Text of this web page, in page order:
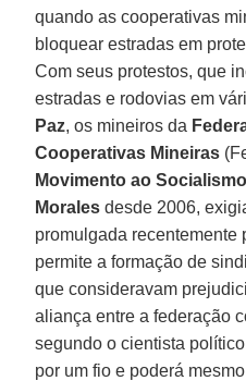
quando as cooperativas
bloquear estradas em
Com seus protestos, que
estradas e rodovias em
Paz, os mineiros da
Cooperativas Mineiras
Movimento ao Socialismo
Morales desde 2006,
promulgada recentemente
permite a formação de
que consideravam
aliança entre a federação
segundo o cientista
por um fio e poderá